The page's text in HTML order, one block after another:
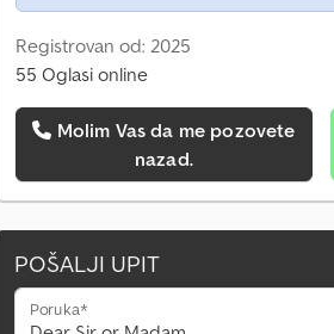
Registrovan od: 2025
55 Oglasi online
nazad.
POŠALJI UPIT
Poruka*